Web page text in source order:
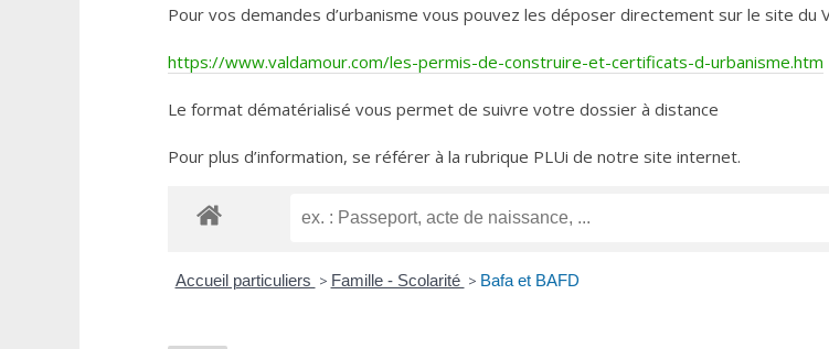
Pour vos demandes d’urbanisme vous pouvez les déposer directement sur le site du
https://www.valdamour.com/les-permis-de-construire-et-certificats-d-urbanisme.htm
Le format dématérialisé vous permet de suivre votre dossier à distance
Pour plus d’information, se référer à la rubrique PLUi de notre site internet.
Accueil particuliers > Famille - Scolarité > Bafa et BAFD